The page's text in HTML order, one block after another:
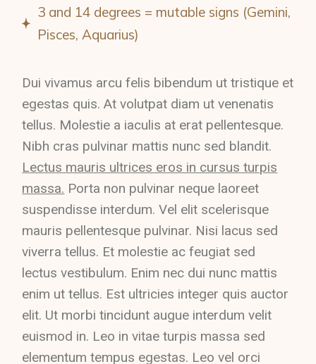
3 and 14 degrees = mutable signs (Gemini,
Pisces, Aquarius)
Dui vivamus arcu felis bibendum ut tristique et
egestas quis. At volutpat diam ut venenatis
tellus. Molestie a iaculis at erat pellentesque.
Nibh cras pulvinar mattis nunc sed blandit.
Lectus mauris ultrices eros in cursus turpis
massa. Porta non pulvinar neque laoreet
suspendisse interdum. Vel elit scelerisque
mauris pellentesque pulvinar. Nisi lacus sed
viverra tellus. Et molestie ac feugiat sed
lectus vestibulum. Enim nec dui nunc mattis
enim ut tellus. Est ultricies integer quis auctor
elit. Ut morbi tincidunt augue interdum velit
euismod in. Leo in vitae turpis massa sed
elementum tempus egestas. Leo vel orci